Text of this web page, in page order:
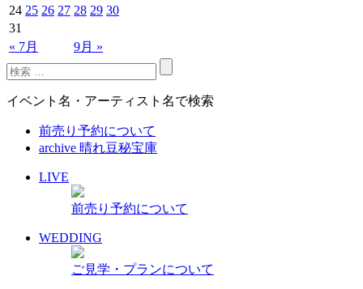
« 7月 9月 »
24 25 26 27 28 29 30
31
イベント名・アーティスト名で検索
前売り予約について
archive 晴れ豆秘宝庫
LIVE
前売り予約について
WEDDING
ご見学・プランについて